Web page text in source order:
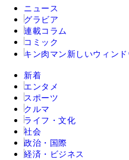
ニュース
グラビア
連載コラム
コミック
キン肉マン 新しいウィンド
新着
エンタメ
スポーツ
クルマ
ライフ・文化
社会
政治・国際
経済・ビジネス